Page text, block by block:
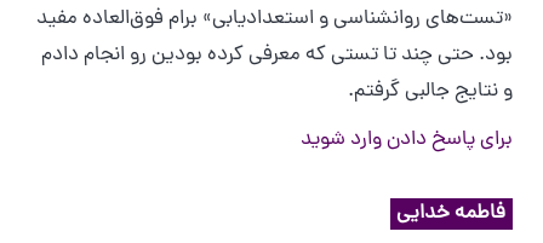
«تست‌های روانشناسی و استعدادیابی» برام فوق‌العاده مفید
بود. حتی چند تا تستی که معرفی کرده بودین رو انجام دادم
و نتایج جالبی گرفتم.
برای پاسخ دادن وارد شوید
فاطمه خدایی